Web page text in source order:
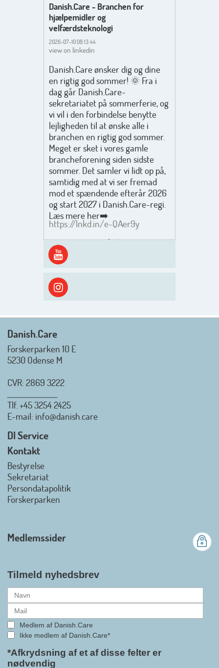
Danish.Care - Branchen for
hjælpemidler og
velfærdsteknologi
2026-07-10 08:13:44
view on linkedin
Danish.Care ønsker dig og dine
en rigtig god sommer! 🌞 Fra i
dag går Danish.Care-
sekretariatet på sommerferie, og
vi vil i den forbindelse benytte
lejligheden til at ønske alle i
branchen en rigtig god sommer.
Meget er sket i vores gamle
brancheforening siden sidste
sommer. Det samler vi lidt op på,
samtidig med at vi ser fremad
mod et spændende efterår 2026
og start 2027 i Danish.Care-regi.
Læs mere her➡️
https://lnkd.in/e-QAer9y
Men inden det går løs med en
spændende og aktivt
efterårsæson, så går turen først
ud i solen, ned til vandet og ind i
skyggen igen. Danish.Care holder
sommerlukket i uge 29 + 30.
Mvh. Anders, Helle og Malthe
Danish.Care - Branchen for
hjælpemidler og
Danish.Care fra den 01. juli 2026
officielt kan kalde sig for
medlemsforening i DI - Dansk
gennemslagskraft og skabe
hjælpemidler samt give
medlemmerne adgang til en
alle formaliteterne nu er på plads
i samarbejdet mellem
Danish.Care og DI glæder
bestyrelsesleder i Danish.Care,
Claus Ipsen. Han betragter
Danish.Care
Forskerparken 10 E
5230 Odense M
CVR: 2869 3222
Tlf. +45 3254 2425
E-mail: info@danish.care
DI Service
Kontakt
Bestyrelse
Sekretariat
Persondatapolitik
Forskerparken
Medlemssider
Tilmeld nyhedsbrev
Medlem af Danish.Care
Ikke medlem af Danish.Care*
*Afkrydsning af et af disse felter er
nødvendig